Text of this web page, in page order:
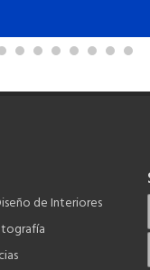
de Interiores